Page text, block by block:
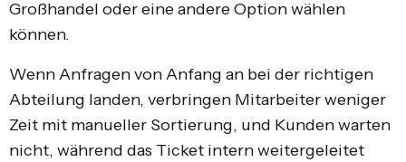
Großhandel oder eine andere Option wählen
können.
Wenn Anfragen von Anfang an bei der richtigen
Abteilung landen, verbringen Mitarbeiter weniger
Zeit mit manueller Sortierung, und Kunden warten
nicht, während das Ticket intern weitergeleitet